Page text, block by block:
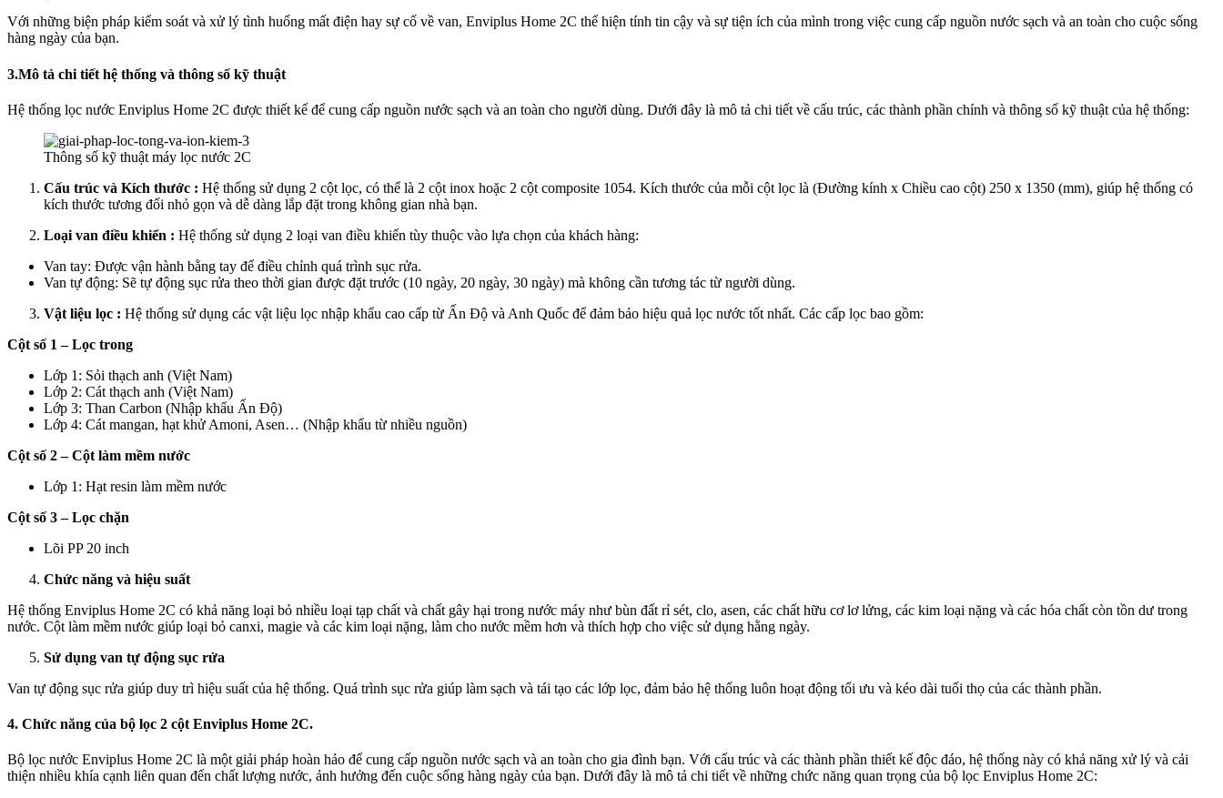
Với những biện pháp kiểm soát và xử lý tình huống mất điện hay sự cố về van, Enviplus Home 2C thể hiện tính tin cậy và sự tiện ích của mình trong việc cung cấp nguồn nước sạch và an toàn cho cuộc sống
hàng ngày của bạn.
3.Mô tả chi tiết hệ thống và thông số kỹ thuật
Hệ thống lọc nước Enviplus Home 2C được thiết kế để cung cấp nguồn nước sạch và an toàn cho người dùng. Dưới đây là mô tả chi tiết về cấu trúc, các thành phần chính và thông số kỹ thuật của hệ thống:
Thông số kỹ thuật máy lọc nước 2C
Cấu trúc và Kích thước : Hệ thống sử dụng 2 cột lọc, có thể là 2 cột inox hoặc 2 cột composite 1054. Kích thước của mỗi cột lọc là (Đường kính x Chiều cao cột) 250 x 1350 (mm), giúp hệ thống có
kích thước tương đối nhỏ gọn và dễ dàng lắp đặt trong không gian nhà bạn.
Loại van điều khiển : Hệ thống sử dụng 2 loại van điều khiển tùy thuộc vào lựa chọn của khách hàng:
Van tay: Được vận hành bằng tay để điều chỉnh quá trình sục rửa.
Van tự động: Sẽ tự động sục rửa theo thời gian được đặt trước (10 ngày, 20 ngày, 30 ngày) mà không cần tương tác từ người dùng.
Vật liệu lọc : Hệ thống sử dụng các vật liệu lọc nhập khẩu cao cấp từ Ấn Độ và Anh Quốc để đảm bảo hiệu quả lọc nước tốt nhất. Các cấp lọc bao gồm:
Cột số 1 – Lọc trong
Lớp 1: Sỏi thạch anh (Việt Nam)
Lớp 2: Cát thạch anh (Việt Nam)
Lớp 3: Than Carbon (Nhập khẩu Ấn Độ)
Lớp 4: Cát mangan, hạt khử Amoni, Asen… (Nhập khẩu từ nhiều nguồn)
Cột số 2 – Cột làm mềm nước
Lớp 1: Hạt resin làm mềm nước
Cột số 3 – Lọc chặn
Lõi PP 20 inch
Chức năng và hiệu suất
Hệ thống Enviplus Home 2C có khả năng loại bỏ nhiều loại tạp chất và chất gây hại trong nước máy như bùn đất rỉ sét, clo, asen, các chất hữu cơ lơ lửng, các kim loại nặng và các hóa chất còn tồn dư trong
nước. Cột làm mềm nước giúp loại bỏ canxi, magie và các kim loại nặng, làm cho nước mềm hơn và thích hợp cho việc sử dụng hằng ngày.
Sử dụng van tự động sục rửa
Van tự động sục rửa giúp duy trì hiệu suất của hệ thống. Quá trình sục rửa giúp làm sạch và tái tạo các lớp lọc, đảm bảo hệ thống luôn hoạt động tối ưu và kéo dài tuổi thọ của các thành phần.
4. Chức năng của bộ lọc 2 cột Enviplus Home 2C.
Bộ lọc nước Enviplus Home 2C là một giải pháp hoàn hảo để cung cấp nguồn nước sạch và an toàn cho gia đình bạn. Với cấu trúc và các thành phần thiết kế độc đáo, hệ thống này có khả năng xử lý và cải
thiện nhiều khía cạnh liên quan đến chất lượng nước, ảnh hưởng đến cuộc sống hàng ngày của bạn. Dưới đây là mô tả chi tiết về những chức năng quan trọng của bộ lọc Enviplus Home 2C: